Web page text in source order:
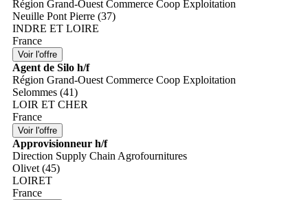
Région Grand-Ouest Commerce Coop Exploitation
Neuille Pont Pierre (37)
INDRE ET LOIRE
France
Agent de Silo h/f
Région Grand-Ouest Commerce Coop Exploitation
Selommes (41)
LOIR ET CHER
France
Approvisionneur h/f
Direction Supply Chain Agrofournitures
Olivet (45)
LOIRET
France